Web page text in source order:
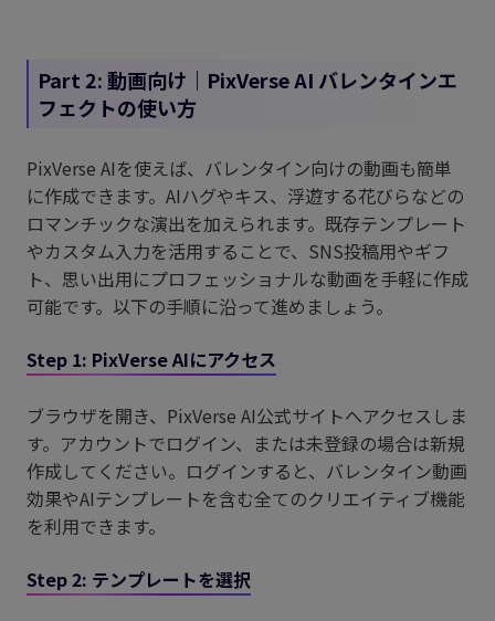
Part 2: 動画向け｜PixVerse AI バレンタインエ
フェクトの使い方
PixVerse AIを使えば、バレンタイン向けの動画も簡単
に作成できます。AIハグやキス、浮遊する花びらなどの
ロマンチックな演出を加えられます。既存テンプレート
やカスタム入力を活用することで、SNS投稿用やギフ
ト、思い出用にプロフェッショナルな動画を手軽に作成
可能です。以下の手順に沿って進めましょう。
Step 1: PixVerse AIにアクセス
ブラウザを開き、PixVerse AI公式サイトへアクセスしま
す。アカウントでログイン、または未登録の場合は新規
作成してください。ログインすると、バレンタイン動画
効果やAIテンプレートを含む全てのクリエイティブ機能
を利用できます。
Step 2: テンプレートを選択